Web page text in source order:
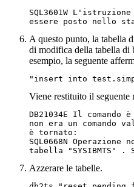
SQL3601W
essere posto nello
A questo punto, la tabella
di modifica della tabella di
esempio, la seguente
"insert into
Viene restituito il seguente
DB21034E Il
non era un comando
è tornato:
SQL0668N
tabella "SYSIBMTS" .
Azzerare le tabelle.